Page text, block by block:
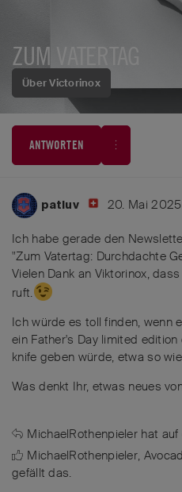
Über Victorinox
ZUM VATERTAG
ANTWORTEN
patluv 20. Mai 2025
Ich habe gerade den
"Zum Vatertag: Durchdachte
Vielen Dank an Viktorinox,
ruft.
Ich würde es toll finden, wenn
ein Father's Day limited
knife geben würde, etwa so
Was denkt Ihr, etwas neues
MichaelRothenpieler hat
MichaelRothenpieler,
gefällt das.